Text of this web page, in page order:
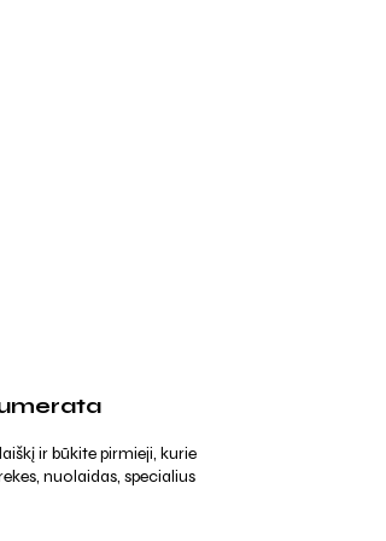
ir būkite pirmieji, kurie
nuolaidas, specialius